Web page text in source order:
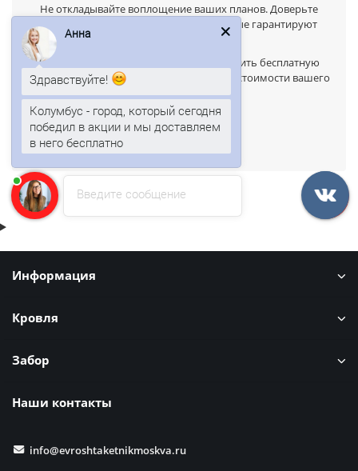
Не откладывайте воплощение ваших планов. Доверьте
строительство профессионалам, которые гарантируют
Свяжитесь с нами сегодня
, чтобы получить бесплатную
консультацию и индивидуальный расчет стоимости вашего
проекта!
Информация
Кровля
Забор
Наши контакты
info@evroshtaketnikmoskva.ru
Введите сообщение
Анна
Здравствуйте!
Колумбус - город, который сегодня
победил в акции и мы доставляем
в него бесплатно